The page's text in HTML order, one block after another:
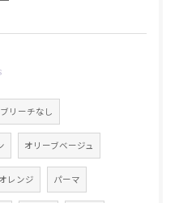
ブリーチなし
オリーブベージュ
オレンジ パーマ